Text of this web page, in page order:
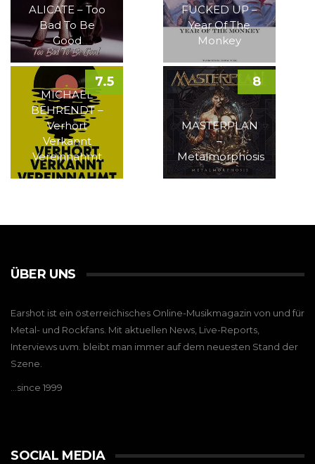
ALICATE – Too
Bad To Be
Good
FUCKED UP –
Year Of The
Monkey
MICHAEL
BEHRENDT –
Verhört
Verkannt
Vereinnahmt
7.5
MASTERPLAN
–
Metalmorphosis
8
ÜBER UNS
Earshot ist ein österreichisches Online-Musikmagazin von und für
Metal- und Rockfans. Mit aktuellen News, Live-Reports,
Interviews uvm. bleibt man immer auf dem neuesten Stand der
Szene.
…since 1999
SOCIAL MEDIA